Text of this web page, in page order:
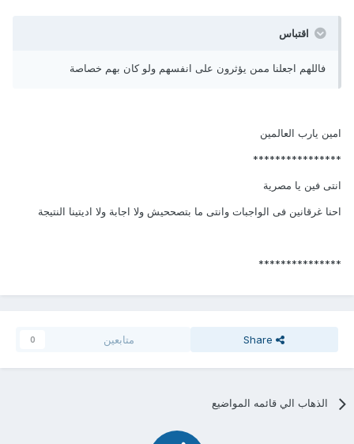
اقتباس
فاللهم اجعلنا ممن يؤثرون على انفسهم ولو كان بهم خصاصة
امين يارب العالمين
****************
انتى فين يا مصرية
احنا غرقانين فى الواجبات وانتى ما بتصححيش ولا اجابة ولا اديتينا النتيجة
***************
Share متابعين 0
الذهاب الي قائمه المواضيع